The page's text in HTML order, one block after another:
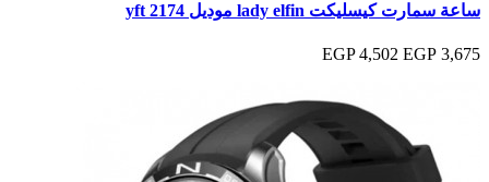
ساعة سمارت كيسليكت lady elfin موديل yft 2174
3,675 EGP
4,502 EGP